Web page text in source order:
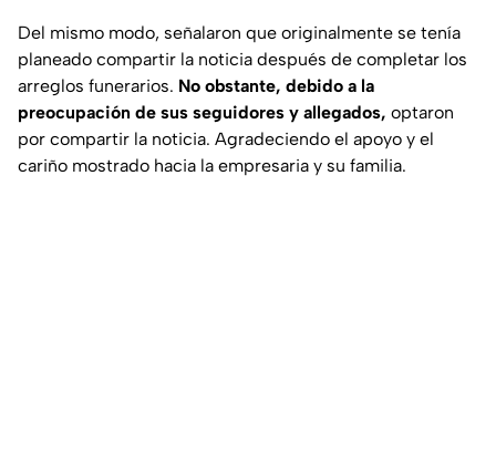
Del mismo modo, señalaron que originalmente se tenía
planeado compartir la noticia después de completar los
arreglos funerarios. No obstante, debido a la
preocupación de sus seguidores y allegados, optaron
por compartir la noticia. Agradeciendo el apoyo y el
cariño mostrado hacia la empresaria y su familia.